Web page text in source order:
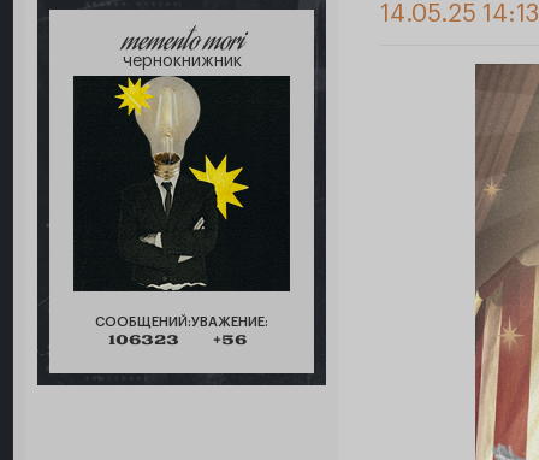
memento mori
чернокнижник
СООБЩЕНИЙ:
106323
УВАЖЕНИЕ:
+56
14.05.25